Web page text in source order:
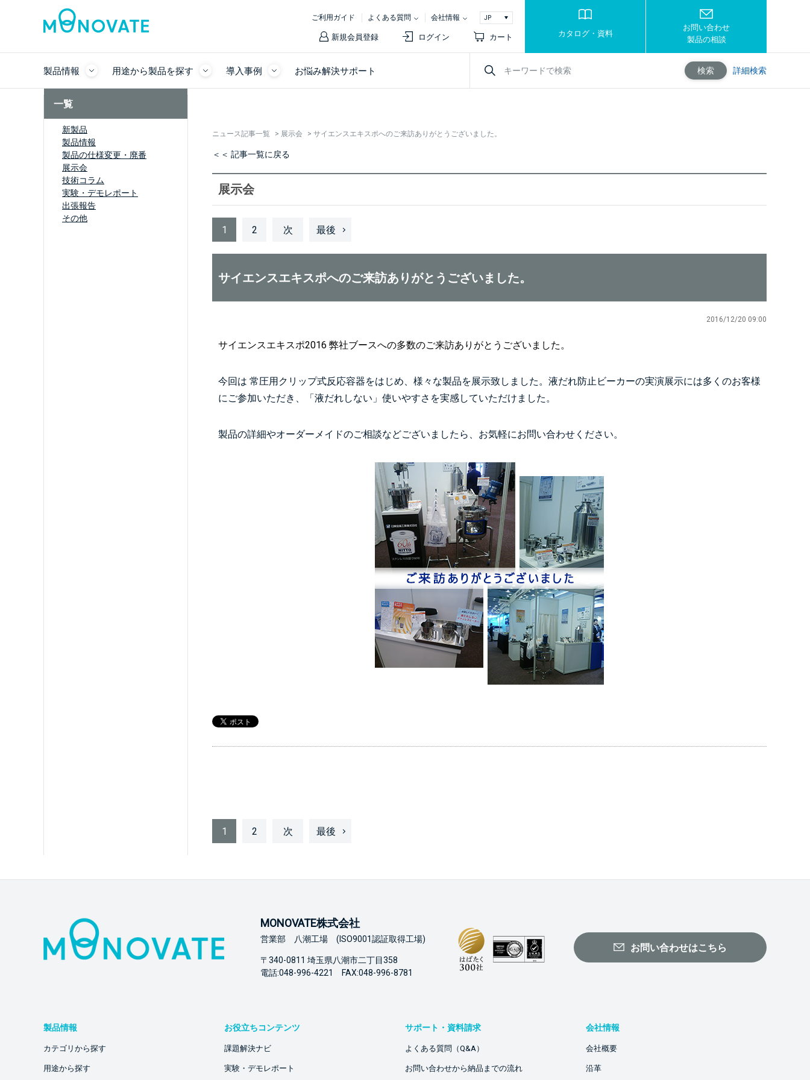
ご利用ガイド よくある質問 会社情報
新規会員登録 ログイン カート カタログ・資料
お問い合わせ
製品の相談
製品情報 用途から製品を探す 導入事例 お悩み解決サポート 検索 詳細検索
一覧
新製品
製品情報
製品の仕様変更・廃番
展示会
技術コラム
実験・デモレポート
出張報告
その他
ニュース記事一覧 > 展示会 > サイエンスエキスポへのご来訪ありがとうございました。
＜＜ 記事一覧に戻る
展示会
1 2 次 最後
サイエンスエキスポへのご来訪ありがとうございました。
2016/12/20 09:00
サイエンスエキスポ2016 弊社ブースへの多数のご来訪ありがとうございました。
今回は 常圧用クリップ式反応容器をはじめ、様々な製品を展示致しました。 液だれ防止ビーカーの実演展示には多くのお客様
にご参加いただき、「液だれしない」使いやすさを実感していただけました。
製品の詳細やオーダーメイドのご相談などございましたら、お気軽にお問い合わせください。
1 2 次 最後
MONOVATE株式会社
営業部 八潮工場 (ISO9001認証取得工場)
〒340-0811 埼玉県八潮市二丁目358
電話:048-996-4221 FAX:048-996-8781
お問い合わせはこちら
製品情報
カテゴリから探す
用途から探す
お役立ちコンテンツ
課題解決ナビ
実験・デモレポート
サポート・資料請求
よくある質問（Q&A）
お問い合わせから納品までの流れ
会社情報
会社概要
沿革